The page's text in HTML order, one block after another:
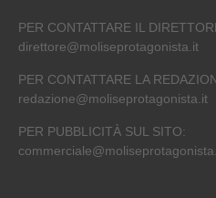
PER CONTATTARE IL
direttore@moliseprotagonista.it
PER CONTATTARE LA
redazione@moliseprotagonista.it
PER PUBBLICITÀ SUL SITO: